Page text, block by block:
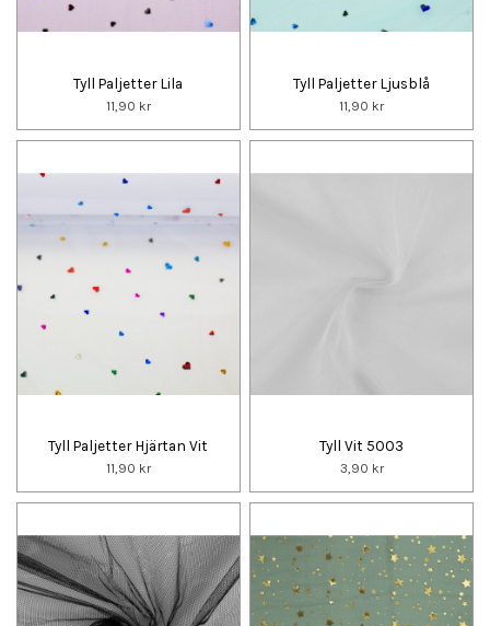
Tyll Paljetter Lila
11,90 kr
Tyll Paljetter Ljusblå
11,90 kr
Tyll Paljetter Hjärtan Vit
11,90 kr
Tyll Vit 5003
3,90 kr